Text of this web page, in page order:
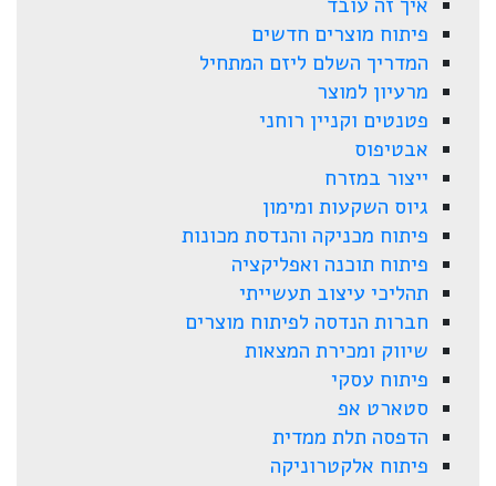
איך זה עובד
פיתוח מוצרים חדשים
המדריך השלם ליזם המתחיל
מרעיון למוצר
פטנטים וקניין רוחני
אבטיפוס
ייצור במזרח
גיוס השקעות ומימון
פיתוח מכניקה והנדסת מכונות
פיתוח תוכנה ואפליקציה
תהליכי עיצוב תעשייתי
חברות הנדסה לפיתוח מוצרים
שיווק ומכירת המצאות
פיתוח עסקי
סטארט אפ
הדפסה תלת ממדית
פיתוח אלקטרוניקה